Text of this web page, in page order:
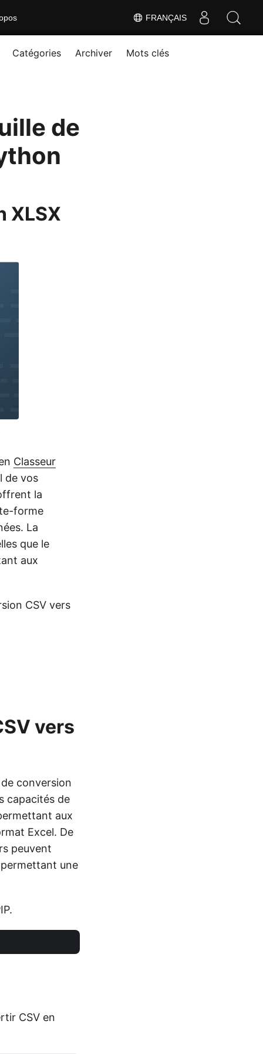
FRANÇAIS
Catégories Archiver Mots clés
de
XLSX
Classeur
de vos
la
forme
La
que le
aux
CSV vers
vers
conversion
capacités de
aux
Excel. De
peuvent
une
CSV en